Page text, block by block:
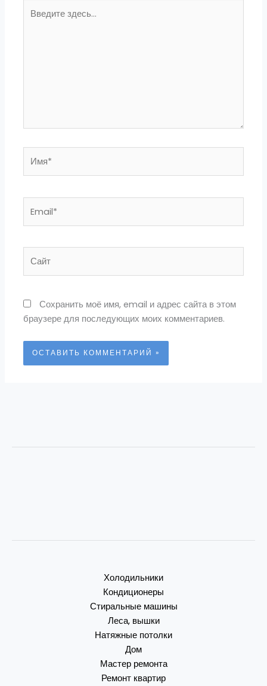
здесь...
Сохранить моё имя, email и адрес сайта в этом
браузере для последующих моих комментариев.
Холодильники
Кондиционеры
Стиральные машины
Леса, вышки
Натяжные потолки
Дом
Мастер ремонта
Ремонт квартир